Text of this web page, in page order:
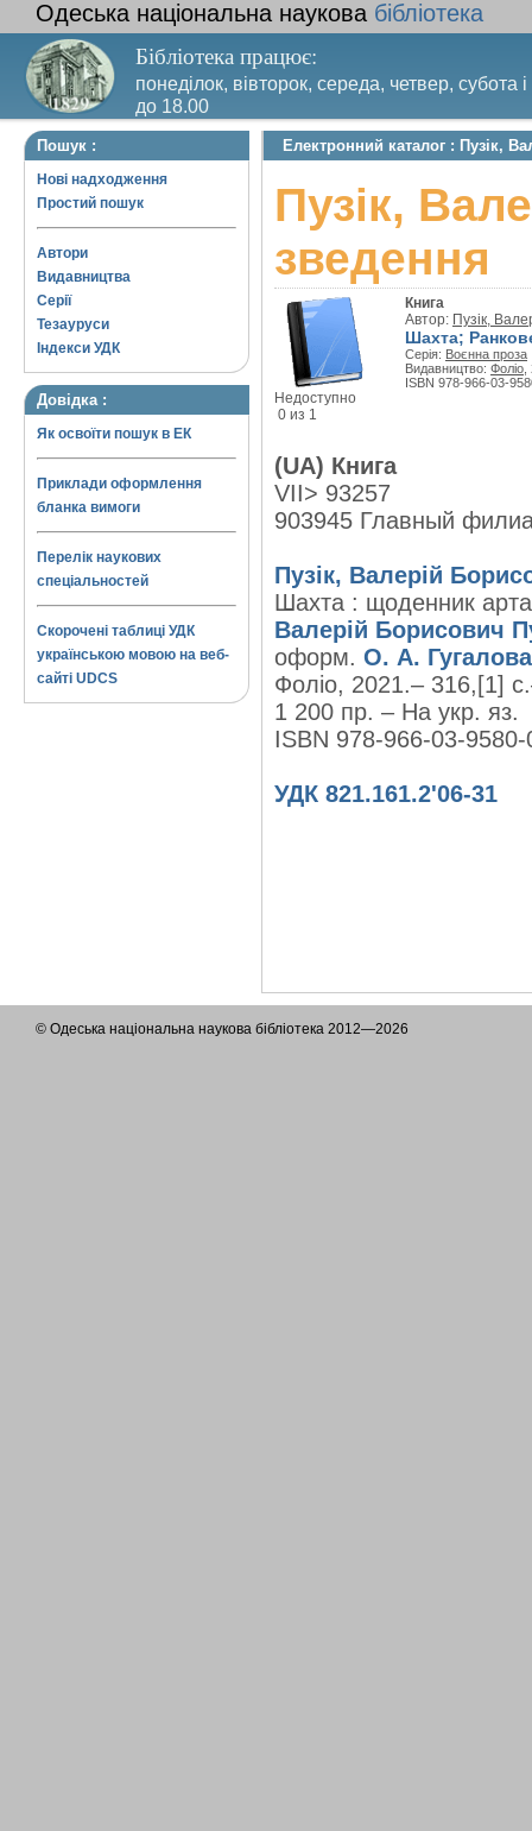
Одеська національна наукова бібліотека
Бібліотека працює:
понеділок, вівторок, середа, четвер, субота
до 18.00
Вихідний день – п’ятниця. Останній четвер
Пошук :
Нові надходження
Простий пошук
Автори
Видавництва
Серії
Тезауруси
Індекси УДК
Довідка :
Як освоїти пошук в ЕК
Приклади оформлення
бланка вимоги
Перелік наукових
спеціальностей
Скорочені таблиці УДК
українською мовою на веб-
сайті UDCS
Електронний каталог : Пузік,
Пузік,
зведення
Недоступно
0 из 1
Книга
Автор: Пузік,
Шахта;
Серія: Воєнна проза
Видавництво: Фоліо
ISBN 978-966-03-
(UA) Книга
VII> 93257
903945 Главный
Пузік, Валерій
Шахта : щоденник
Валерій Борисович
оформ. О. А.
Фоліо, 2021.– 316,[1]
1 200 пр. – На укр. яз.
ISBN 978-966-03-9580-
УДК 821.161.2'06-31
© Одеська національна наукова бібліотека 2012—2026